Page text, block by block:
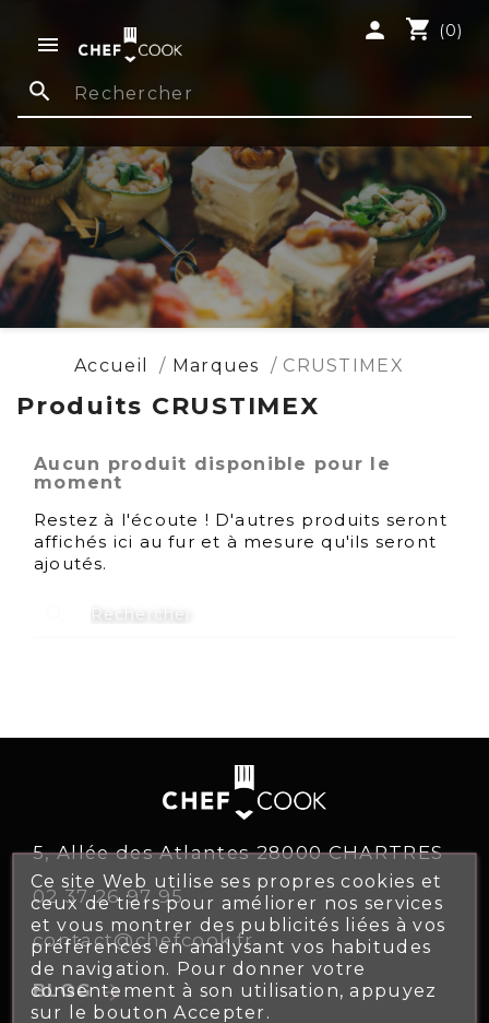

shopping_cart (0)
person
search
Accueil Marques CRUSTIMEX
Produits CRUSTIMEX
Aucun produit disponible pour le
moment
Restez à l'écoute ! D'autres produits seront
affichés ici au fur et à mesure qu'ils seront
ajoutés.
5, Allée des Atlantes 28000 CHARTRES
02 37 26 97 95
contact@chefcook.fr
BLOGarrow_forward
Ce site Web utilise ses propres cookies et
ceux de tiers pour améliorer nos services
et vous montrer des publicités liées à vos
préférences en analysant vos habitudes
de navigation. Pour donner votre
consentement à son utilisation, appuyez
sur le bouton Accepter.